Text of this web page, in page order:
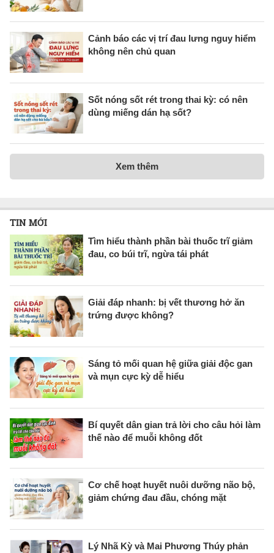
Cảnh báo các vị trí đau lưng nguy hiểm
không nên chủ quan
Sốt nóng sốt rét trong thai kỳ: có nên
dùng miếng dán hạ sốt?
Xem thêm
TIN MỚI
Tìm hiểu thành phần bài thuốc trĩ giảm
đau, co búi trĩ, ngừa tái phát
Giải đáp nhanh: bị vết thương hở ăn
trứng được không?
Sáng tỏ mối quan hệ giữa giải độc gan
và mụn cực kỳ dễ hiểu
Bí quyết dân gian trả lời cho câu hỏi làm
thế nào để muỗi không đốt
Cơ chế hoạt huyết nuôi dưỡng não bộ,
giảm chứng đau đầu, chóng mặt
Lý Nhã Kỳ và Mai Phương Thúy phản